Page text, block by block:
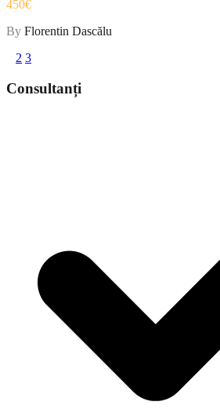
450€
By Florentin Dascălu
2 3
Consultanți